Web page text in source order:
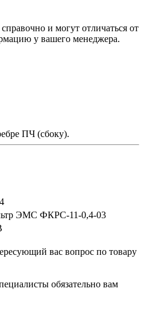
и могут отличаться от
у вашего менеджера.
ПЧ (сбоку).
ЭМС ФКРС-11-0,4-03
вас вопрос по товару
обязательно вам